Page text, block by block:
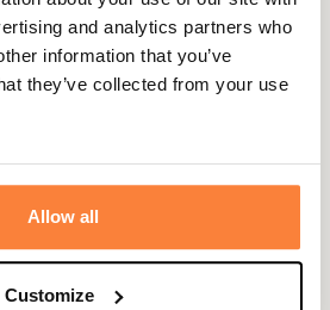
and analytics partners who
information that you’ve
they’ve collected from your use
Allow all
Customize
Schöffel